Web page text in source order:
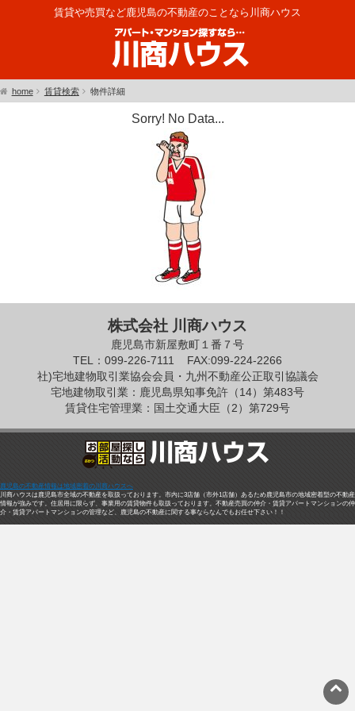
賃貸や売買など鹿児島の不動産のことなら川商ハウス
home 賃貸検索 物件詳細
Sorry! No Data...
株式会社 川商ハウス
鹿児島市新屋敷町１番７号
TEL：099-226-7111
FAX:099-224-2266
社)宅地建物取引業協会会員・九州不動産公正取引協議会
宅地建物取引業：鹿児島県知事免許（14）第483号
賃貸住宅管理業：国土交通大臣（2）第729号
鹿児島の不動産情報は地域密着の川商ハウスへ
川商ハウスは鹿児島市全域の不動産を取扱っております。市内に3店舗（市外1店舗）あるため鹿児島市の地域密着型の不動産
情報が強みです。住居用に限らず、事業用の賃貸物件も取扱っております。不動産売買の仲介・賃貸アパートマンションの仲
介・賃貸アパートマンションの管理など、鹿児島の不動産に関する事ならなんでもお任せ下さい！！